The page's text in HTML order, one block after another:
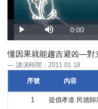
Play Mute Current
Time
0:00
懂因果就能趨吉避凶—對
講演時間：2011.01.18
序號 內容
序號 內容
1
提倡孝道 民德歸